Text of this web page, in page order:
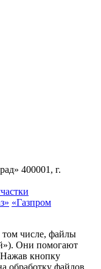
400001, г.
«Газпром
числе, файлы
Они помогают
Нажав кнопку
обработку файлов